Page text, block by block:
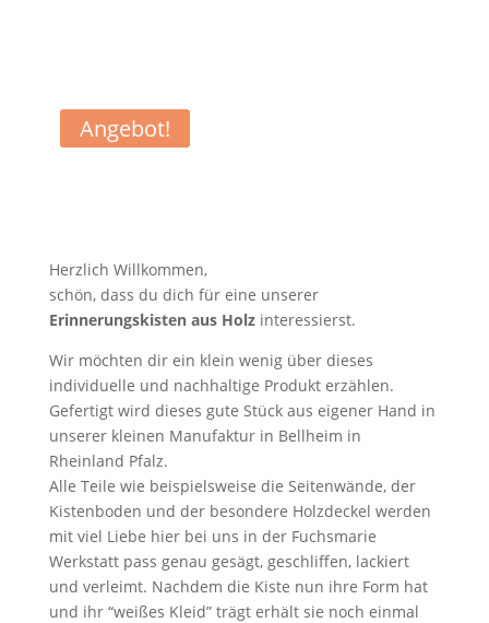
Angebot!
Herzlich Willkommen,
schön, dass du dich für eine unserer
Erinnerungskisten aus Holzinteressierst.
Wir möchten dir ein klein wenig über dieses
individuelle und nachhaltige Produkt erzählen.
Gefertigt wird dieses gute Stück aus eigener Hand in
unserer kleinen Manufaktur in Bellheim in
Rheinland Pfalz.
Alle Teile wie beispielsweise die Seitenwände, der
Kistenboden und der besondere Holzdeckel werden
mit viel Liebe hier bei uns in der Fuchsmarie
Werkstatt pass genau gesägt, geschliffen, lackiert
und verleimt. Nachdem die Kiste nun ihre Form hat
und ihr “weißes Kleid” trägt erhält sie noch einmal